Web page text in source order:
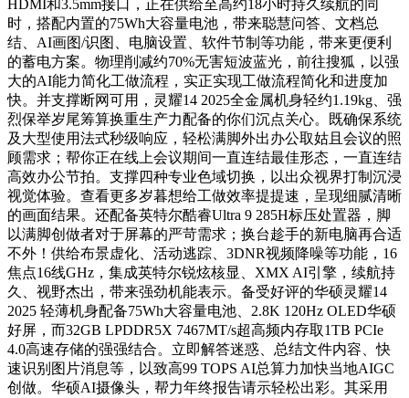
HDMI和3.5mm接口，正在供给至高约18小时持久续航的同
时，搭配内置的75Wh大容量电池，带来聪慧问答、文档总
结、AI画图/识图、电脑设置、软件节制等功能，带来更便利
的蓄电方案。物理削减约70%无害短波蓝光，前往搜狐，以强
大的AI能力简化工做流程，实正实现工做流程简化和进度加
快。并支撑断网可用，灵耀14 2025全金属机身轻约1.19kg、强
烈保举岁尾筹算换重生产力配备的你们沉点关心。既确保系统
及大型使用法式秒级响应，轻松满脚外出办公取姑且会议的照
顾需求；帮你正在线上会议期间一直连结最佳形态，一直连结
高效办公节拍。支撑四种专业色域切换，以出众视界打制沉浸
视觉体验。查看更多岁暮想给工做效率提提速，呈现细腻清晰
的画面结果。还配备英特尔酷睿Ultra 9 285H标压处置器，脚
以满脚创做者对于屏幕的严苛需求；换台趁手的新电脑再合适
不外！供给布景虚化、活动逃踪、3DNR视频降噪等功能，16
焦点16线GHz，集成英特尔锐炫核显、XMX AI引擎，续航持
久、视野杰出，带来强劲机能表示。备受好评的华硕灵耀14
2025 轻薄机身配备75Wh大容量电池、2.8K 120Hz OLED华硕
好屏，而32GB LPDDR5X 7467MT/s超高频内存取1TB PCIe
4.0高速存储的强强结合。立即解答迷惑、总结文件内容、快
速识别图片消息等，以致高99 TOPS AI总算力加快当地AIGC
创做。华硕AI摄像头，帮力年终报告请示轻松出彩。其采用